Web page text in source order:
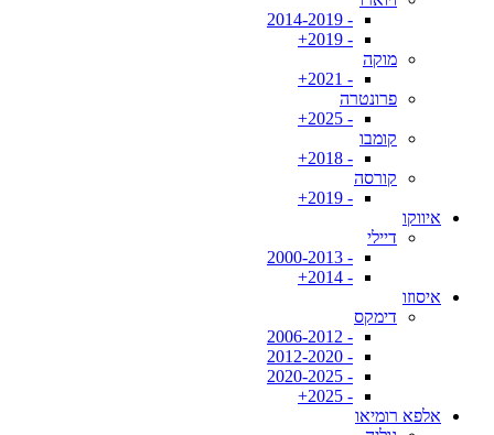
- 2014-2019
- 2019+
מוקה
- 2021+
פרונטרה
- 2025+
קומבו
- 2018+
קורסה
- 2019+
איווקו
דיילי
- 2000-2013
- 2014+
איסוזו
דימקס
- 2006-2012
- 2012-2020
- 2020-2025
- 2025+
אלפא רומיאו